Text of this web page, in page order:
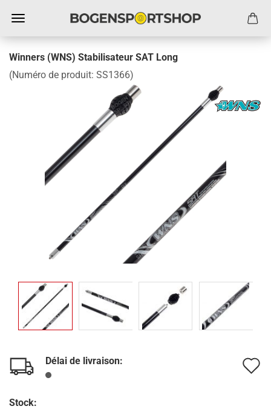
Winners (WNS) Stabilisateur SAT Long
(Numéro de produit: SS1366)
Délai de livraison:
Stock: